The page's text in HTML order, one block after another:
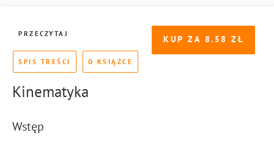
KUP ZA 8.58
PRZECZYTAJ
SPIS TREŚCI O KSIĄŻCE
Kinematyka
Wstęp